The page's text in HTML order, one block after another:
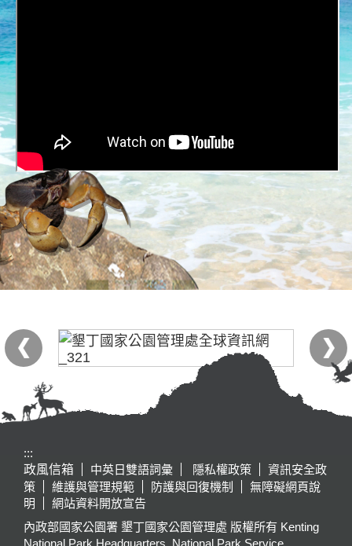
:::
政風信箱
中英日雙語詞彙 隱私權政策
資訊安全政
策
維護與管理規範 防護與回復機制
無障礙網頁說
明
網站資料開放宣告
內政部國家公園署 墾丁國家公園管理處 版權所有 Kenting
National Park Headquarters, National Park Service,